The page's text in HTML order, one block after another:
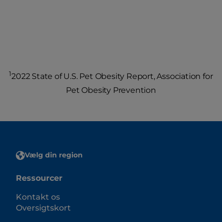
12022 State of U.S. Pet Obesity Report, Association for
Pet Obesity Prevention
Vælg din region
Ressourcer
Kontakt os
Oversigtskort